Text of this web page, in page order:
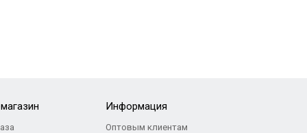
Информация
Оптовым клиентам